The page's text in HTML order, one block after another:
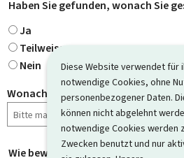
Diese Website verwendet für
notwendige Cookies, ohne
personenbezogener Daten.
können nicht abgelehnt
notwendige Cookies werden
Zwecken benutzt und nur
Haben Sie gefunden, wonach Sie
Ja
Teilweise
Nein
Wonach haben Sie gesucht?
Wie bewerten Sie diese Seite?